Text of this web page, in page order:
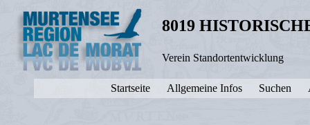
8019
Verein Standortentwicklung
Startseite Allgemeine Infos Suchen